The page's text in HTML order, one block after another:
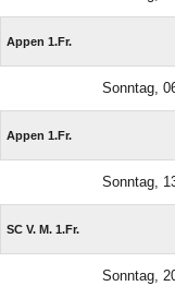
Appen 1.Fr.
Sonntag,
Appen 1.Fr.
Sonntag,
SC V. M. 1.Fr.
Sonntag,